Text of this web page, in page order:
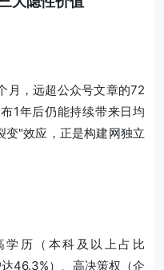
月，远超公众号文章的72
1年后仍能持续带来日均
"效应，正是构建网独立
历（本科及以上占比
46.3%）、高决策权（企